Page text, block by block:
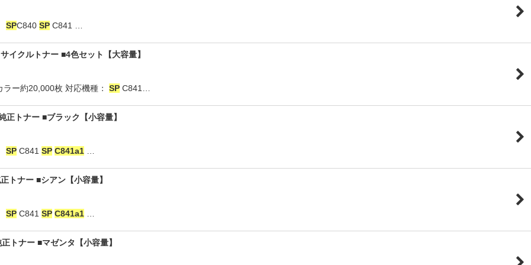
SPC840 SP C841 …
イクルトナー ■4色セット【大容量】
ー約20,000枚 対応機種： SP C841…
トナー ■ブラック【小容量】
SP C841 SP C841a1
トナー ■シアン【小容量】
SP C841 SP C841a1
トナー ■マゼンタ【小容量】